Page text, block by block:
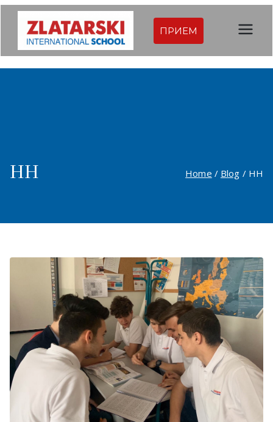
Skip
content
Междуна
родна
училище
в София
ПРИЕМ
HH Home Blog HH